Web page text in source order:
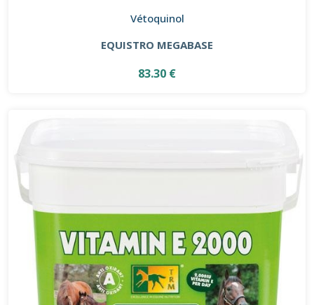
Vétoquinol
EQUISTRO MEGABASE
83.30 €